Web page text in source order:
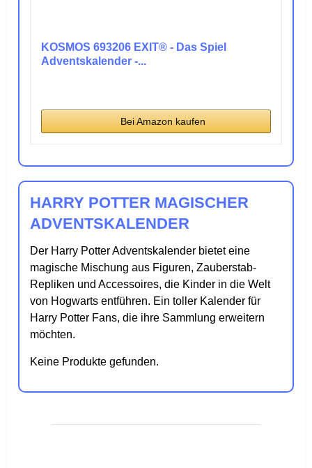
KOSMOS 693206 EXIT® - Das Spiel
Adventskalender -...
Bei Amazon kaufen
HARRY POTTER MAGISCHER
ADVENTSKALENDER
Der Harry Potter Adventskalender bietet eine
magische Mischung aus Figuren, Zauberstab-
Repliken und Accessoires, die Kinder in die Welt
von Hogwarts entführen. Ein toller Kalender für
Harry Potter Fans, die ihre Sammlung erweitern
möchten.
Keine Produkte gefunden.